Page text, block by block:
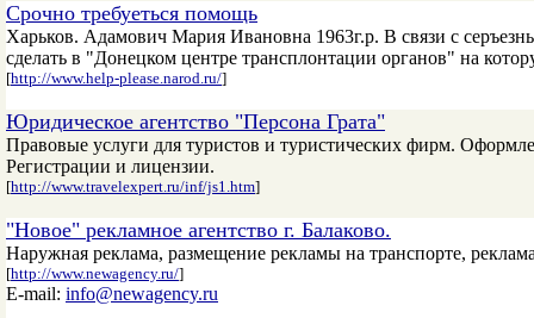
Срочно требуеться помощь
Харьков. Адамович Мария Ивановна 1963г.р. В связи с
сделать в "Донецком центре трансплонтации органов" на
[http://www.help-please.narod.ru/]
Юридическое агентство "Персона Грата"
Правовые услуги для туристов и туристических фирм.
Регистрации и лицензии.
[http://www.travelexpert.ru/inf/js1.htm]
"Новое" рекламное агентство г. Балаково.
Наружная реклама, размещение рекламы на транспорте,
[http://www.newagency.ru/]
E-mail: info@newagency.ru